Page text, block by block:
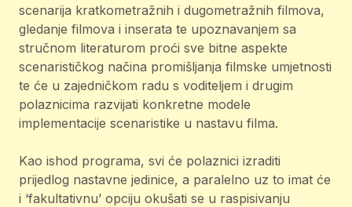
scenarija kratkometražnih i dugometražnih filmova,
gledanje filmova i inserata te upoznavanjem sa
stručnom literaturom proći sve bitne aspekte
scenarističkog načina promišljanja filmske umjetnosti
te će u zajedničkom radu s voditeljem i drugim
polaznicima razvijati konkretne modele
implementacije scenaristike u nastavu filma.
Kao ishod programa, svi će polaznici izraditi
prijedlog nastavne jedinice, a paralelno uz to imat će
i ‘fakultativnu’ opciju okušati se u raspisivanju